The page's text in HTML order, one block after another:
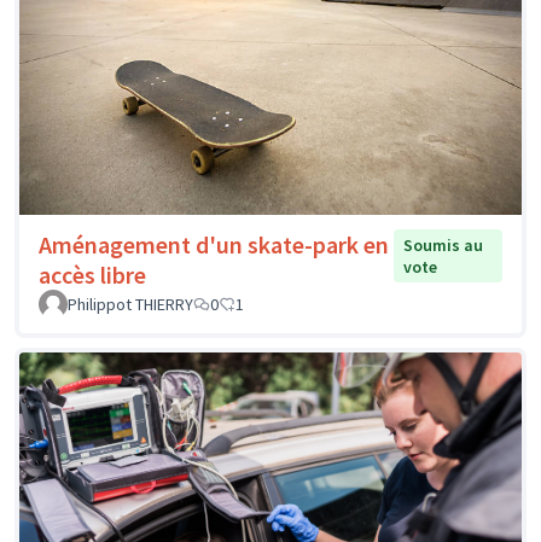
Aménagement d'un skate-park en
accès libre
Soumis au
vote
Philippot THIERRY
0 1